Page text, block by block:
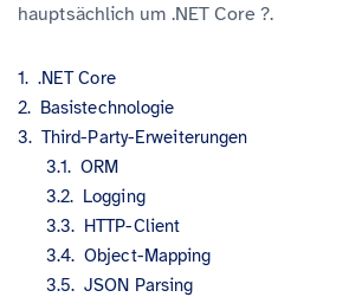
hauptsächlich um .NET Core ?.
.NET Core
Basistechnologie
Third-Party-Erweiterungen
ORM
Logging
HTTP-Client
Object-Mapping
JSON Parsing